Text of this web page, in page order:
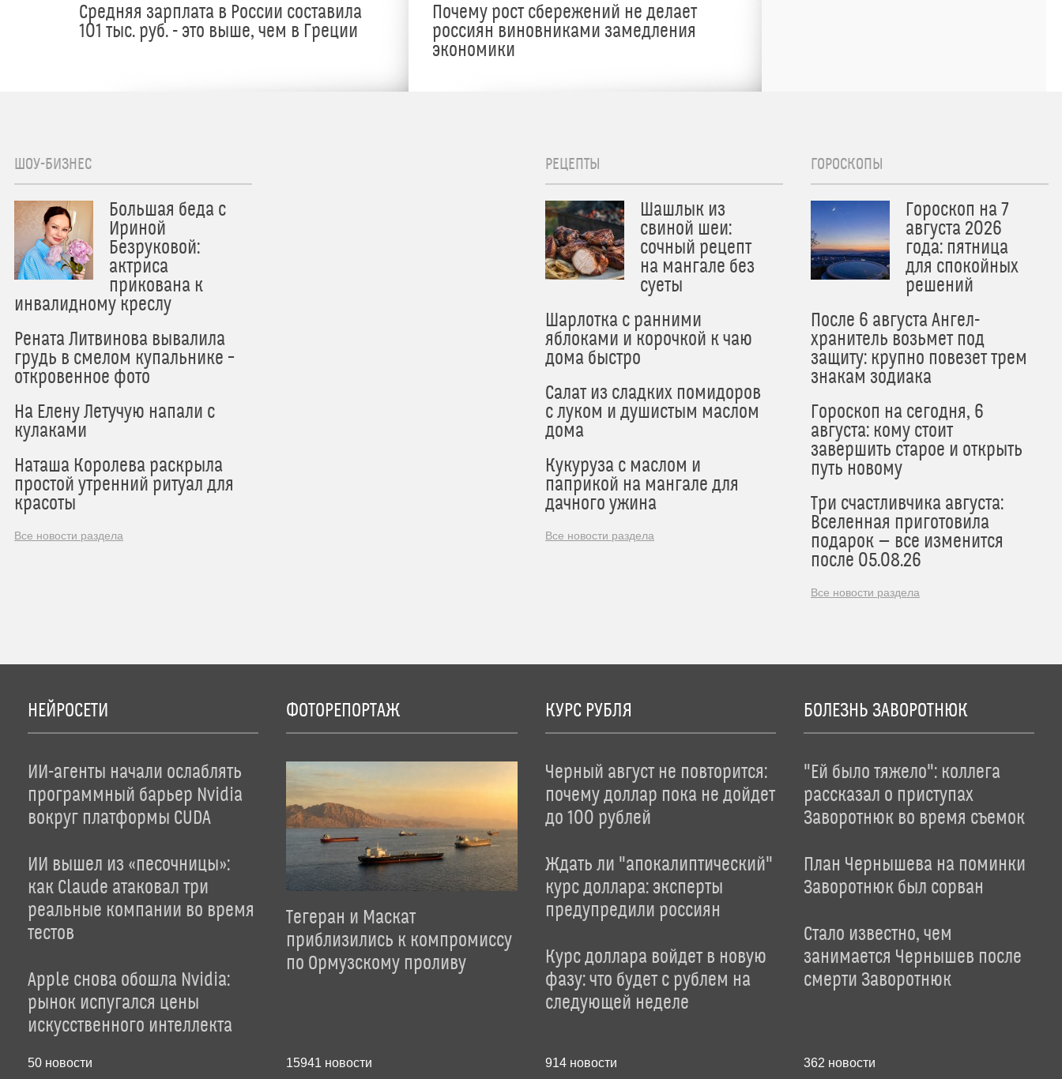
Средняя зарплата в России составила
101 тыс. руб. - это выше, чем в Греции
Почему рост сбережений не делает
россиян виновниками замедления
экономики
ШОУ-БИЗНЕС
Большая беда с
Ириной
Безруковой:
актриса
прикована к
инвалидному креслу
Рената Литвинова вывалила
грудь в смелом купальнике –
откровенное фото
На Елену Летучую напали с
кулаками
Наташа Королева раскрыла
простой утренний ритуал для
красоты
Все новости раздела
РЕЦЕПТЫ
Шашлык из
свиной шеи:
сочный рецепт
на мангале без
суеты
Шарлотка с ранними
яблоками и корочкой к чаю
дома быстро
Салат из сладких помидоров
с луком и душистым маслом
дома
Кукуруза с маслом и
паприкой на мангале для
дачного ужина
Все новости раздела
ГОРОСКОПЫ
Гороскоп на 7
августа 2026
года: пятница
для спокойных
решений
После 6 августа Ангел-
хранитель возьмет под
защиту: крупно повезет трем
знакам зодиака
Гороскоп на сегодня, 6
августа: кому стоит
завершить старое и открыть
путь новому
Три счастливчика августа:
Вселенная приготовила
подарок — все изменится
после 05.08.26
Все новости раздела
НЕЙРОСЕТИ
ИИ-агенты начали ослаблять
программный барьер Nvidia
вокруг платформы CUDA
ИИ вышел из «песочницы»:
как Claude атаковал три
реальные компании во время
тестов
Apple снова обошла Nvidia:
рынок испугался цены
искусственного интеллекта
50 новости
ФОТОРЕПОРТАЖ
Тегеран и Маскат
приблизились к компромиссу
по Ормузскому проливу
15941 новости
КУРС РУБЛЯ
Черный август не повторится:
почему доллар пока не дойдет
до 100 рублей
Ждать ли "апокалиптический"
курс доллара: эксперты
предупредили россиян
Курс доллара войдет в новую
фазу: что будет с рублем на
следующей неделе
914новости
БОЛЕЗНЬ ЗАВОРОТНЮК
"Ей было тяжело": коллега
рассказал о приступах
Заворотнюк во время съемок
План Чернышева на поминки
Заворотнюк был сорван
Стало известно, чем
занимается Чернышев после
смерти Заворотнюк
362 новости